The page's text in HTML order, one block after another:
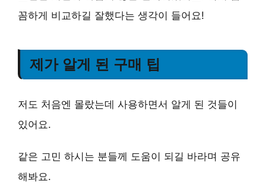
꼼하게 비교하길 잘했다는 생각이 들어요!
제가 알게 된 구매 팁
저도 처음엔 몰랐는데 사용하면서 알게 된 것들이
있어요.
같은 고민 하시는 분들께 도움이 되길 바라며 공유
해봐요.